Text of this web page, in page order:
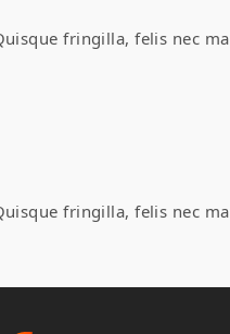
fringilla, felis nec
fringilla, felis nec